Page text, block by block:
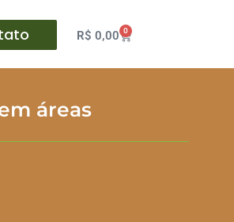
R$ 0,00 0
áreas